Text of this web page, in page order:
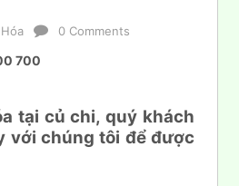
0 Comments
700
tại củ chi, quý khách
với chúng tôi để được